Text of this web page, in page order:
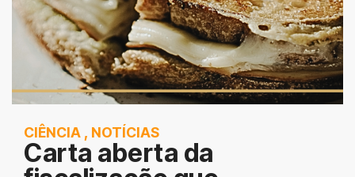
CIÊNCIA , NOTÍCIAS
Carta aberta da